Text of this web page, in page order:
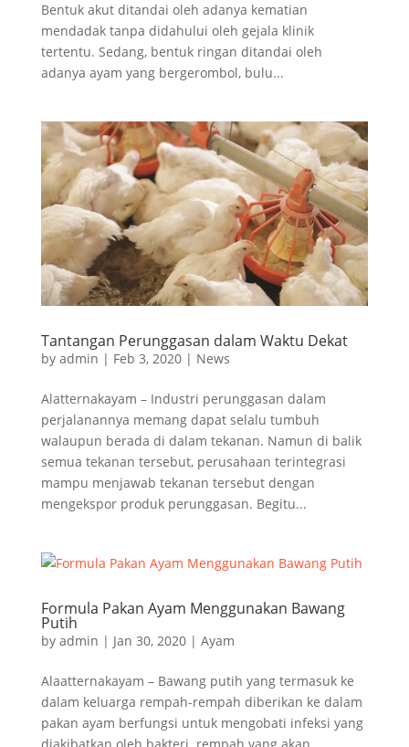
Bentuk akut ditandai oleh adanya kematian
mendadak tanpa didahului oleh gejala klinik
tertentu. Sedang, bentuk ringan ditandai oleh
adanya ayam yang bergerombol, bulu...
Tantangan Perunggasan dalam Waktu Dekat
by admin | Feb 3, 2020| News
Alatternakayam – Industri perunggasan dalam
perjalanannya memang dapat selalu tumbuh
walaupun berada di dalam tekanan. Namun di balik
semua tekanan tersebut, perusahaan terintegrasi
mampu menjawab tekanan tersebut dengan
mengekspor produk perunggasan. Begitu...
Formula Pakan Ayam Menggunakan Bawang
Putih
by admin | Jan 30, 2020| Ayam
Alaatternakayam – Bawang putih yang termasuk ke
dalam keluarga rempah-rempah diberikan ke dalam
pakan ayam berfungsi untuk mengobati infeksi yang